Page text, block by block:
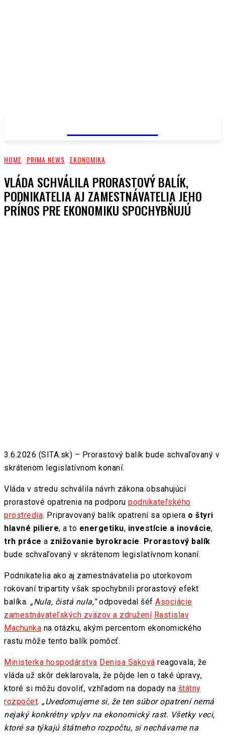
HOME PRIMA NEWS EKONOMIKA
VLÁDA SCHVÁLILA PRORASTOVÝ BALÍK,
PODNIKATELIA AJ ZAMESTNÁVATELIA JEHO
PRÍNOS PRE EKONOMIKU SPOCHYBŇUJÚ
3.6.2026 (SITA.sk) – Prorastový balík bude schvaľovaný v
skrátenom legislatívnom konaní.
Vláda v stredu schválila návrh zákona obsahujúci
prorastové opatrenia na podporu podnikateľského
prostredia. Pripravovaný balík opatrení sa opiera o štyri
hlavné piliere, a to energetiku, investície a inovácie,
trh práce a znižovanie byrokracie. Prorastový balík
bude schvaľovaný v skrátenom legislatívnom konaní.
Podnikatelia ako aj zamestnávatelia po utorkovom
rokovaní tripartity však spochybnili prorastový efekt
balíka. „Nula, čistá nula,“odpovedal šéf Asociácie
zamestnávateľských zväzov a združení Rastislav
Machunka na otázku, akým percentom ekonomického
rastu môže tento balík pomôcť.
Ministerka hospodárstva Denisa Saková reagovala, že
vláda už skôr deklarovala, že pôjde len o také úpravy,
ktoré si môžu dovoliť, vzhľadom na dopady na štátny
rozpočet. „Uvedomujeme si, že ten súbor opatrení nemá
nejaký konkrétny vplyv na ekonomický rast. Všetky veci,
ktoré sa týkajú štátneho rozpočtu, si nechávame na